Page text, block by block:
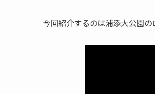
今回紹介するのは浦添大公園